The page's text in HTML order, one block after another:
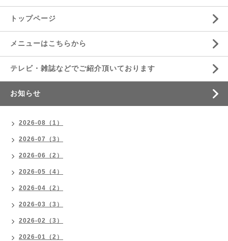
トップページ
メニューはこちらから
テレビ・雑誌などでご紹介頂いております
お知らせ
2026-08（1）
2026-07（3）
2026-06（2）
2026-05（4）
2026-04（2）
2026-03（3）
2026-02（3）
2026-01（2）